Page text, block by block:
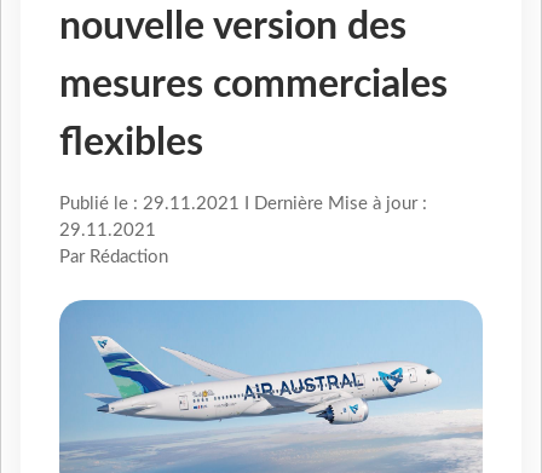
nouvelle version des
mesures commerciales
flexibles
Publié le : 29.11.2021 I Dernière Mise à jour :
29.11.2021
Par Rédaction